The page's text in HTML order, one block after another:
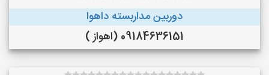
دوربین مداربسته داهوا
09184636151 (اهواز )